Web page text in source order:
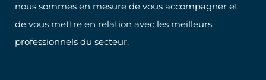
nous sommes en mesure de vous accompagner et
de vous mettre en relation avec les meilleurs
professionnels du secteur.